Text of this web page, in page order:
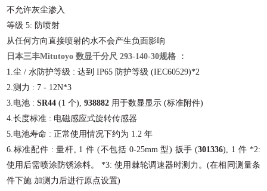
不允许灰尘渗入
等级 5: 防喷射
从任何方向直接喷射的水不会产生负面影响
日本三丰Mitutoyo 数显千分尺 293-140-30规格
：
1.尘 /水防护等级 :达到 IP65 防护等级 (IEC60529)*2
2.测力 : 7 - 12N*3
3.电池 :SR44(1个),938882 用于数显显示 (标准附件)
4.长度标准 : 电磁感应式旋转传感器
5.电池寿命 : 正常使用情况下约为 1.2年
6.标准配件 :量杆, 1 件 (不包括 0-25mm型) 扳手 (301336), 1 件 *2:
使用后需喷涂防锈涂料。
*3:使用棘轮调速器时测力。(在相同测量条
件下施 加测力后进行原点设置)